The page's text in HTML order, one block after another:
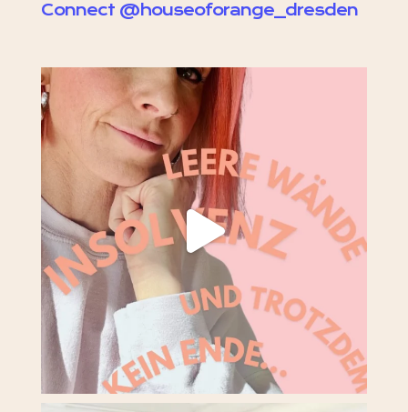
Connect @houseoforange_dresden